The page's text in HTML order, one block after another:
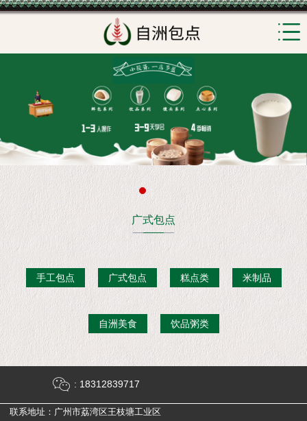
广式包点
手工包点 广式包点 糕点类 米制品
自洲美食 饮品粥类
: 18312839717
联系地址：广州市荔湾区王枝塘工业区